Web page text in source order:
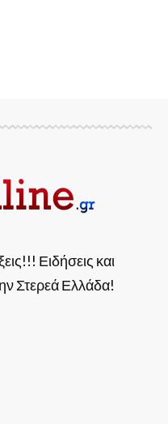
Ειδήσεις και
Στερεά Ελλάδα!